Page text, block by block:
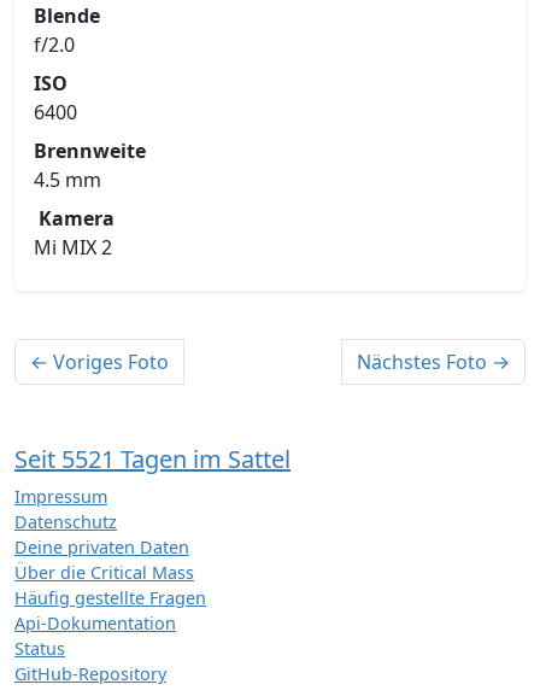
Blende
f/2.0
ISO
6400
Brennweite
4.5 mm
Kamera
Mi MIX 2
← Voriges Foto Nächstes Foto →
Seit 5521 Tagen im Sattel
Impressum
Datenschutz
Deine privaten Daten
Über die Critical Mass
Häufig gestellte Fragen
Api-Dokumentation
Status
GitHub-Repository